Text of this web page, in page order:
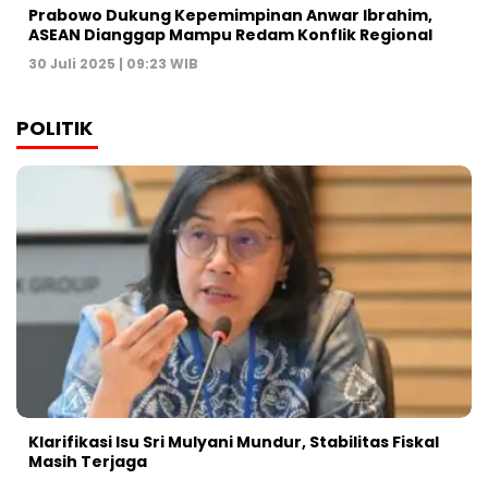
Prabowo Dukung Kepemimpinan Anwar Ibrahim,
ASEAN Dianggap Mampu Redam Konflik Regional
30 Juli 2025 | 09:23 WIB
POLITIK
Klarifikasi Isu Sri Mulyani Mundur, Stabilitas Fiskal
Masih Terjaga